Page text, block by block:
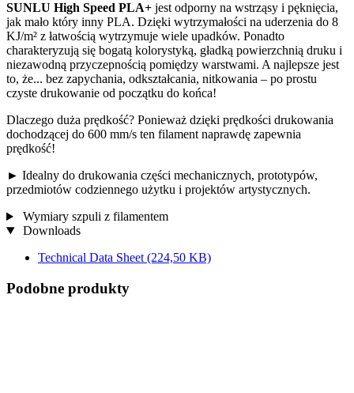
SUNLU High Speed ​​​​PLA+ jest odporny na wstrząsy i pęknięcia,
jak mało który inny PLA. Dzięki wytrzymałości na uderzenia do 8
KJ/m² z łatwością wytrzymuje wiele upadków. Ponadto
charakteryzują się bogatą kolorystyką, gładką powierzchnią druku i
niezawodną przyczepnością pomiędzy warstwami. A najlepsze jest
to, że... bez zapychania, odkształcania, nitkowania – po prostu
czyste drukowanie od początku do końca!
Dlaczego duża prędkość? Ponieważ dzięki prędkości drukowania
dochodzącej do 600 mm/s ten filament naprawdę zapewnia
prędkość!
► Idealny do drukowania części mechanicznych, prototypów,
przedmiotów codziennego użytku i projektów artystycznych.
Wymiary szpuli z filamentem
Downloads
Technical Data Sheet (224,50 KB)
Podobne produkty